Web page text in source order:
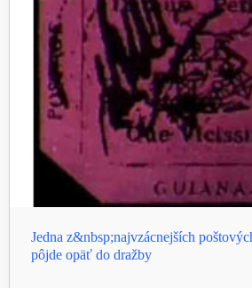
Jedna z&nbsp;najvzácnejších
pôjde opäť do dražby